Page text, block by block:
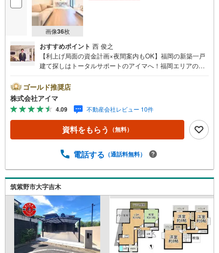
画像36枚
おすすめポイント 西 俊之
【利上げ局面の資金計画×夜間案内もOK】福岡の新築一戸
建て探しはトータルサポートのアイマへ！福岡エリアの最
画」から「物件選び」まで全力でバックアップいたしま
す。＼株式会社アイマが選ばれる2大サポート/【プロ目線
のローンの提案力】大手ネット銀行をはじめ多数の金融機
関と提携。お借入期間「最長50年」のプランや今注目の低
金利プランなど、購入後の生活にゆとりを持たせるための
最適な資金計画をご提案します。【フットワーク軽い安心
いて移動が大変」という方も大歓迎。平日・夜間の現地案
いたします。まずは『見るだけ』『ローン相談だけ』でも
大歓迎。お客様のペースを最優先し、無理な営業は一切行
いません。お客様のライフスタイルに合わせた快適な住ま
い探しをお手伝いいたします。まずはお気軽にお問い合わ
せくださいませ。
ゴールド推奨店
株式会社アイマ
4.09 不動産会社レビュー 10件
資料をもらう （無料）
電話する （通話料無料）
筑紫野市大字吉木